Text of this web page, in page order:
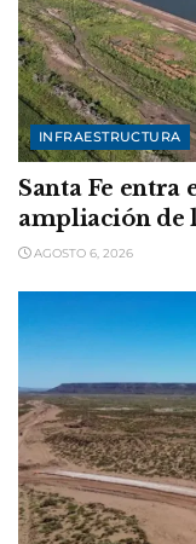
INFRAESTRUCTURA
Santa Fe entra
ampliación de
AGOSTO 6, 2026